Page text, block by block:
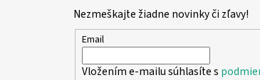
Nezmeškajte žiadne novinky či zľavy!
Email
Vložením e-mailu súhlasíte s